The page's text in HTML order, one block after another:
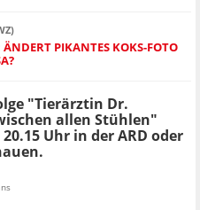
PIKANTES KOKS-FOTO
"Tierärztin Dr.
allen Stühlen"
Uhr in der ARD oder